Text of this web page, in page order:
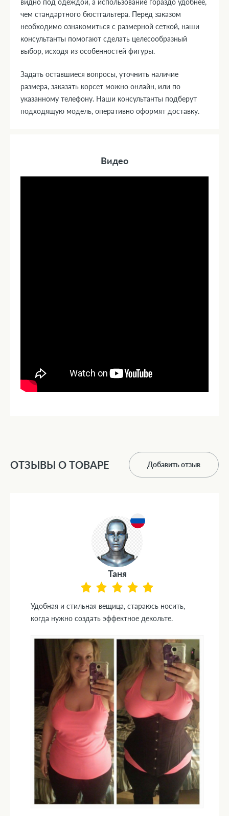
видно под одеждой, а использование гораздо удобнее,
чем стандартного бюстгальтера. Перед заказом
необходимо ознакомиться с размерной сеткой, наши
консультанты помогают сделать целесообразный
выбор, исходя из особенностей фигуры.
Задать оставшиеся вопросы, уточнить наличие
размера, заказать корсет можно онлайн, или по
указанному телефону. Наши консультанты подберут
подходящую модель, оперативно оформят доставку.
Видео
ОТЗЫВЫ О ТОВАРЕ Добавить отзыв
Таня
Удобная и стильная вещица, стараюсь носить,
когда нужно создать эффектное декольте.